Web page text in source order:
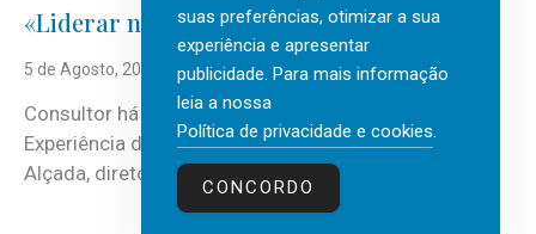
«Liderar não é um talento místico.»
5 de Agosto, 2026
Consultor há mais de três décadas nas áreas de
Experiência do Cliente, Vendas e Liderança, Manuel
Alçada, diretor executivo da...
suas preferências, otimizar a sua
experiência e apresentar
publicidade. Para mais informação
leia a nossa
Política de privacidade e cookies.
CONCORDO